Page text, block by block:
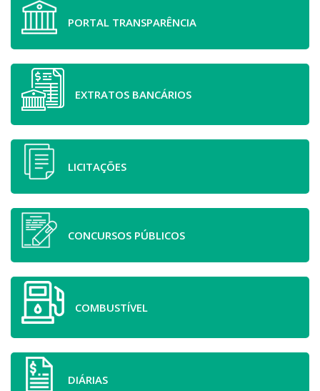
PORTAL TRANSPARÊNCIA
EXTRATOS BANCÁRIOS
LICITAÇÕES
CONCURSOS PÚBLICOS
COMBUSTÍVEL
DIÁRIAS